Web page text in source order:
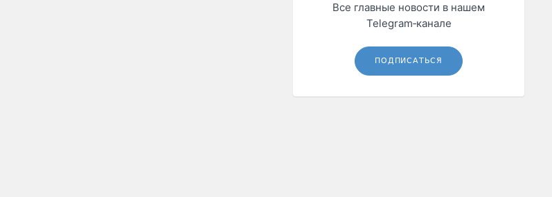
Все главные новости в нашем
Telegram‑канале
ПОДПИСАТЬСЯ